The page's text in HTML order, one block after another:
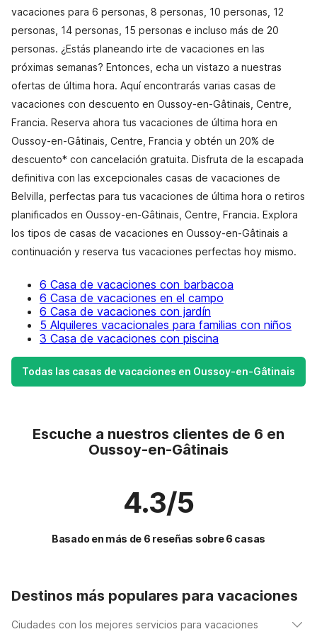
vacaciones para 6 personas, 8 personas, 10 personas, 12
personas, 14 personas, 15 personas e incluso más de 20
personas. ¿Estás planeando irte de vacaciones en las
próximas semanas? Entonces, echa un vistazo a nuestras
ofertas de última hora. Aquí encontrarás varias casas de
vacaciones con descuento en Oussoy-en-Gâtinais, Centre,
Francia. Reserva ahora tus vacaciones de última hora en
Oussoy-en-Gâtinais, Centre, Francia y obtén un 20% de
descuento* con cancelación gratuita. Disfruta de la escapada
definitiva con las excepcionales casas de vacaciones de
Belvilla, perfectas para tus vacaciones de última hora o retiros
planificados en Oussoy-en-Gâtinais, Centre, Francia. Explora
los tipos de casas de vacaciones en Oussoy-en-Gâtinais a
continuación y reserva tus vacaciones perfectas hoy mismo.
6 Casa de vacaciones con barbacoa
6 Casa de vacaciones en el campo
6 Casa de vacaciones con jardín
5 Alquileres vacacionales para familias con niños
3 Casa de vacaciones con piscina
Todas las casas de vacaciones en Oussoy-en-Gâtinais
Escuche a nuestros clientes de 6 en
Oussoy-en-Gâtinais
4.3/5
Basado en más de 6 reseñas sobre 6 casas
Destinos más populares para vacaciones
Ciudades con los mejores servicios para vacaciones